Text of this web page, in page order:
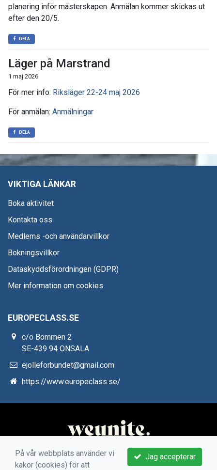
planering inför mästerskapen. Anmälan kommer skickas ut
efter den 20/5.
DELA
Läger på Marstrand
1 maj 2026
För mer info: Riksläger 22-24 maj 2026
För anmälan: Anmälningar
DELA
VIKTIGA LÄNKAR
Boka aktivitet
Kontakta oss
Medlems -och användarvillkor
Bokningsvillkor
Dataskyddsförordningen (GDPR)
Mer information om cookies
EUROPECLASS.SE
c/o Bommen 2
SE-439 94 ONSALA
ejolleforbundet@gmail.com
https://www.europeclass.se/
Jag accepterar
På vår webbplats använder vi
kakor (cookies) för att